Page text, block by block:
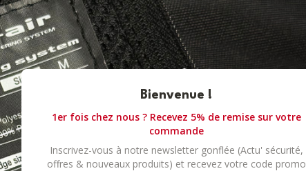
Bienvenue !
1er fois chez nous ? Recevez 5% de remise sur votre
commande
Inscrivez-vous à notre newsletter gonflée (Actu' sécurité,
offres & nouveaux produits) et recevez votre code promo